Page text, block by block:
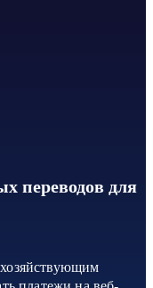
переводов для